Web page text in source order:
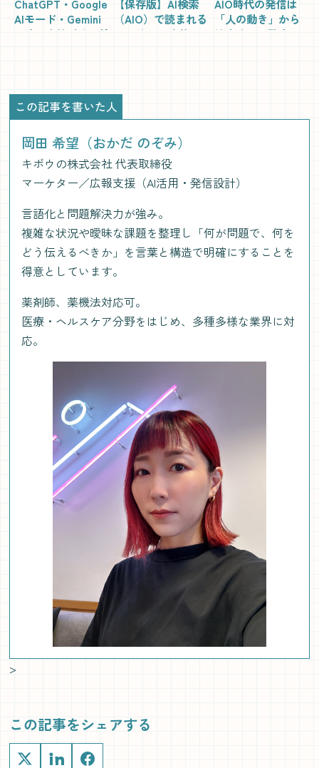
ChatGPT・Google
AIモード・Gemini
の違いを比較｜AI検
【保存版】AI検索
（AIO）で読まれる
Webサイト改善チ
AIO時代の発信は
「人の動き」から
始まる──数字で
この記事を書いた人
岡田 希望（おかだ のぞみ）
キボウの株式会社 代表取締役
マーケター／広報支援（AI活用・発信設計）
言語化と問題解決力が強み。
複雑な状況や曖昧な課題を整理し「何が問題で、何を
どう伝えるべきか」を言葉と構造で明確にすることを
得意としています。
薬剤師、薬機法対応可。
医療・ヘルスケア分野をはじめ、多種多様な業界に対
応。
>
この記事をシェアする